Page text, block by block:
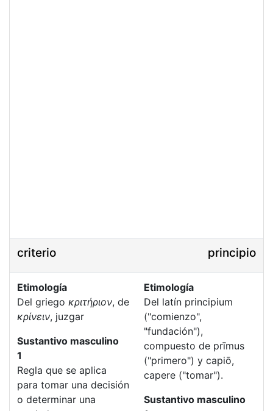
criterio principio
Etimología
Del griego κριτήριον, de
κρίνειν, juzgar
Sustantivo masculino
1
Regla que se aplica
para tomar una decisión
o determinar una
Etimología
Del latín principium
("comienzo",
"fundación"),
compuesto de prīmus
("primero") y capiō,
capere ("tomar").
Sustantivo masculino